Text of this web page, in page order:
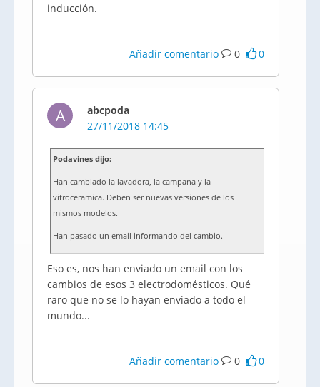
inducción.
Añadir comentario 0 0
A
abcpoda
27/11/2018 14:45
Podavines dijo:
Han cambiado la lavadora, la campana y la
vitroceramica. Deben ser nuevas versiones de los
mismos modelos.
Han pasado un email informando del cambio.
Eso es, nos han enviado un email con los
cambios de esos 3 electrodomésticos. Qué
raro que no se lo hayan enviado a todo el
mundo...
Añadir comentario 0 0